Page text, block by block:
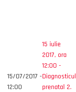
15/07/2017 -
12:00
15 iulie
2017, ora
12:00 -
Diagnosticul
prenatal 2.